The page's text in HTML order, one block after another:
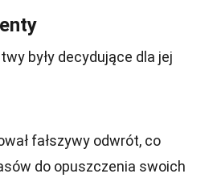
były decydujące dla jej
fałszywy odwrót, co
do opuszczenia swoich